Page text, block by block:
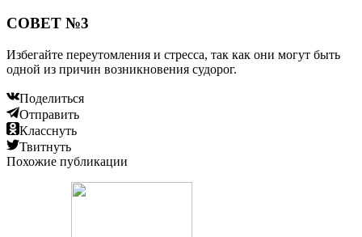
СОВЕТ №3
Избегайте переутомления и стресса, так как они могут быть
одной из причин возникновения судорог.
Поделиться
Отправить
Класснуть
Твитнуть
Похожие публикации